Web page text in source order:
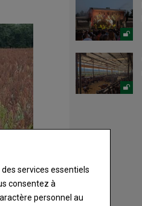
services essentiels
consentez à
personnel au